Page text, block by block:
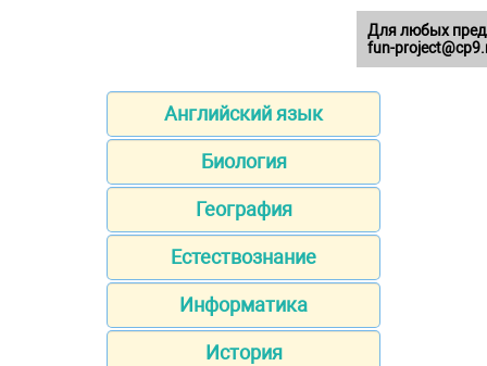
Английский язык
Биология
География
Естествознание
Информатика
История
Для любых
fun-